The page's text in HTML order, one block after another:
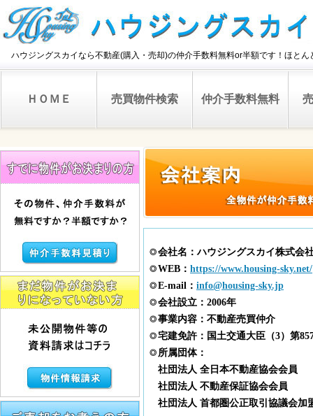
ハウジングスカイなら不動産(購入・売却)の仲介手数料無料or半額です！ほと
ＨＯＭＥ 売買物件検索 仲介手数料無料
◎会社名：ハウジングスカイ株式会
◎WEB： https://www.housing-sky.net/
◎E-mail： info@housing-sky.jp
◎会社設立：2006年
◎事業内容：不動産売買仲介
◎宅建免許：国土交通大臣（3）第
◎ 所属団体：
社団法人 全日本不動産協会会員
社団法人 不動産保証協会会員
社団法人 首都圏公正取引協議会加